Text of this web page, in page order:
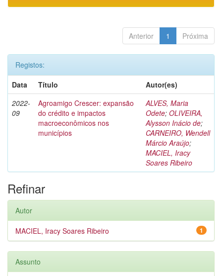
Anterior 1 Próxima
Registos:
Data
Título
Autor(es)
2022-
09
Agroamigo Crescer: expansão
do crédito e impactos
macroeconômicos nos
municípios
ALVES, Maria
Odete; OLIVEIRA,
Alysson Inácio de;
CARNEIRO, Wendell
Márcio Araújo;
MACIEL, Iracy
Soares Ribeiro
Refinar
Autor
1
MACIEL, Iracy Soares Ribeiro
Assunto